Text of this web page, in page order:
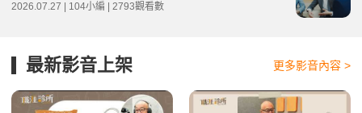
2026.07.27 | 104小編 | 2793觀看數
最新影音上架 更多影音內容 >